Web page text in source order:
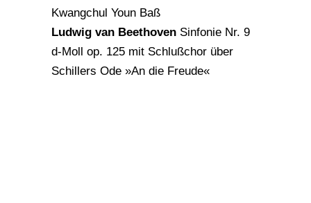
Kwangchul Youn Baß
Ludwig van Beethoven Sinfonie Nr. 9
d-Moll op. 125 mit Schlußchor über
Schillers Ode »An die Freude«